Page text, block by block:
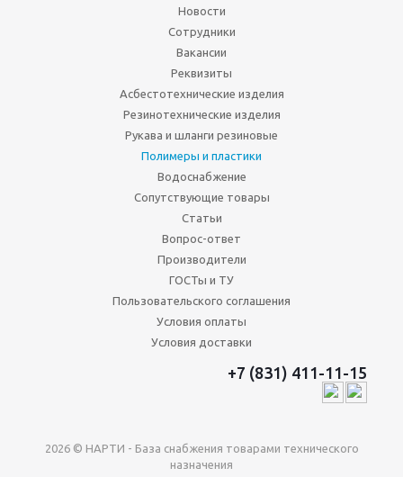
Новости
Сотрудники
Вакансии
Реквизиты
Асбестотехнические изделия
Резинотехнические изделия
Рукава и шланги резиновые
Полимеры и пластики
Водоснабжение
Сопутствующие товары
Статьи
Вопрос-ответ
Производители
ГОСТы и ТУ
Пользовательского соглашения
Условия оплаты
Условия доставки
+7 (831) 411-11-15
2026 © НАРТИ - База снабжения товарами технического
назначения